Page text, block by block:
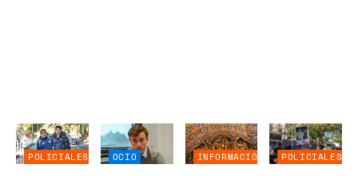
POLICIALES OCIO
INFORMACIÓN
POLICIALES